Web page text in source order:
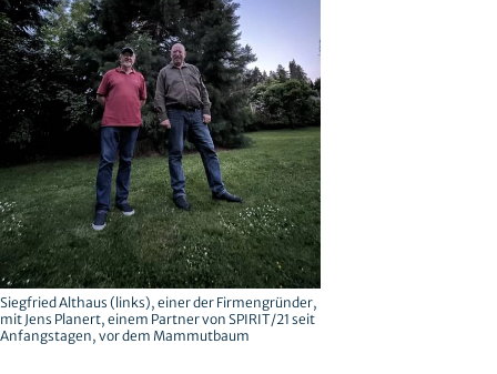
Siegfried Althaus (links), einer der Firmengründer,
mit Jens Planert, einem Partner von SPIRIT/21 seit
Anfangstagen, vor dem Mammutbaum